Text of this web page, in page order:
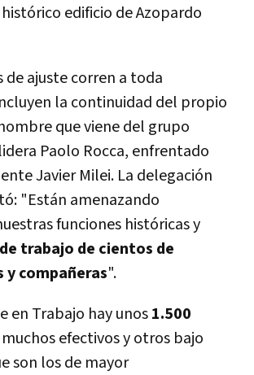
edificio de Azopardo
de ajuste corren a toda
la continuidad del propio
que viene del grupo
Paolo Rocca, enfrentado
Javier Milei. La delegación
"Están amenazando
funciones históricas y
trabajo de cientos de
y compañeras".
en Trabajo hay unos1.500
efectivos y otros bajo
son los de mayor